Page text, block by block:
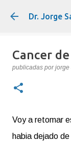
Dr. Jorge
Cancer
publicadas porjorge
Voy a retomar
habia dejado